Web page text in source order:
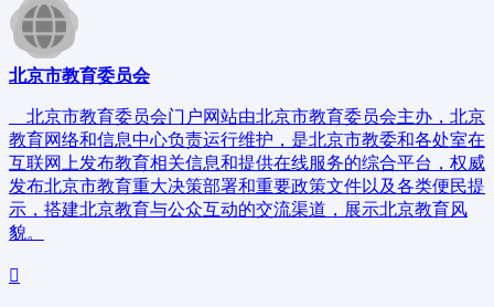
北京市教育委员会
北京市教育委员会门户网站由北京市教育委员会主办，北京
教育网络和信息中心负责运行维护，是北京市教委和各处室在
互联网上发布教育相关信息和提供在线服务的综合平台，权威
发布北京市教育重大决策部署和重要政策文件以及各类便民提
示，搭建北京教育与公众互动的交流渠道，展示北京教育风
貌。